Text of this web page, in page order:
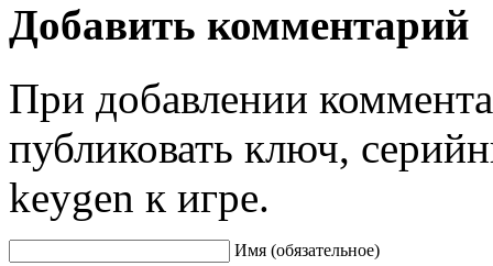
Добавить комментарий
При добавлении
публиковать ключ,
keygen к игре.
Имя (обязательное)